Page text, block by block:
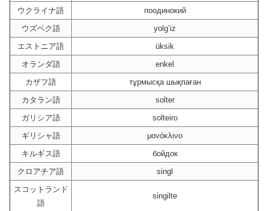
ウクライナ語
поодинокий
ウズベク語
yolg’iz
エストニア語
üksik
オランダ語
enkel
カザフ語
тұрмысқа шықпаған
カタラン語
solter
ガリシア語
solteiro
ギリシャ語
μονόκλινο
キルギス語
бойдок
クロアチア語
singl
スコットランド
語
singilte